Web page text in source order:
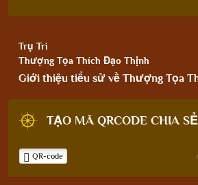
Trụ Trì
Thượng Tọa Thích Đạo Thịnh
Giới thiệu tiểu sử về Thượng Tọa
TẠO MÃ QRCODE CHIA
QR-code